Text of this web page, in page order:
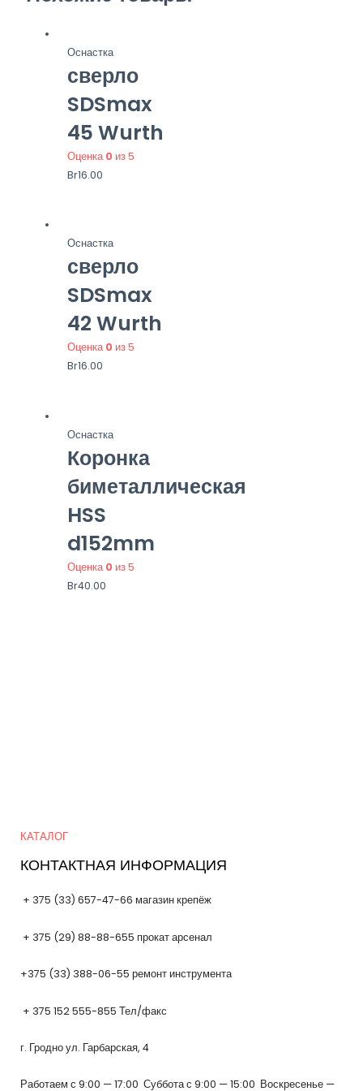
Оснастка
сверло
SDSmax
45 Wurth
Оценка0 из 5
Br16.00
Оснастка
сверло
SDSmax
42 Wurth
Оценка0 из 5
Br16.00
Оснастка
Коронка
биметаллическая
HSS
d152mm
Оценка0 из 5
Br40.00
КАТАЛОГ
КОНТАКТНАЯ ИНФОРМАЦИЯ
+ 375 (33) 657-47-66 магазин крепёж
+ 375 (29) 88-88-655 прокат арсенал
+375 (33) 388-06-55 ремонт инструмента
+ 375 152 555-855 Тел/факс
г. Гродно ул. Гарбарская, 4
Работаем с 9:00 — 17:00 Суббота с 9:00 — 15:00 Воскресенье —